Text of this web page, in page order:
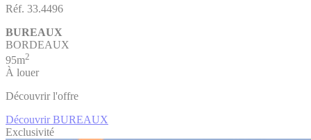
Réf. 33.4496
BUREAUX
BORDEAUX
95m2
À louer
Découvrir l'offre
Découvrir BUREAUX
Exclusivité